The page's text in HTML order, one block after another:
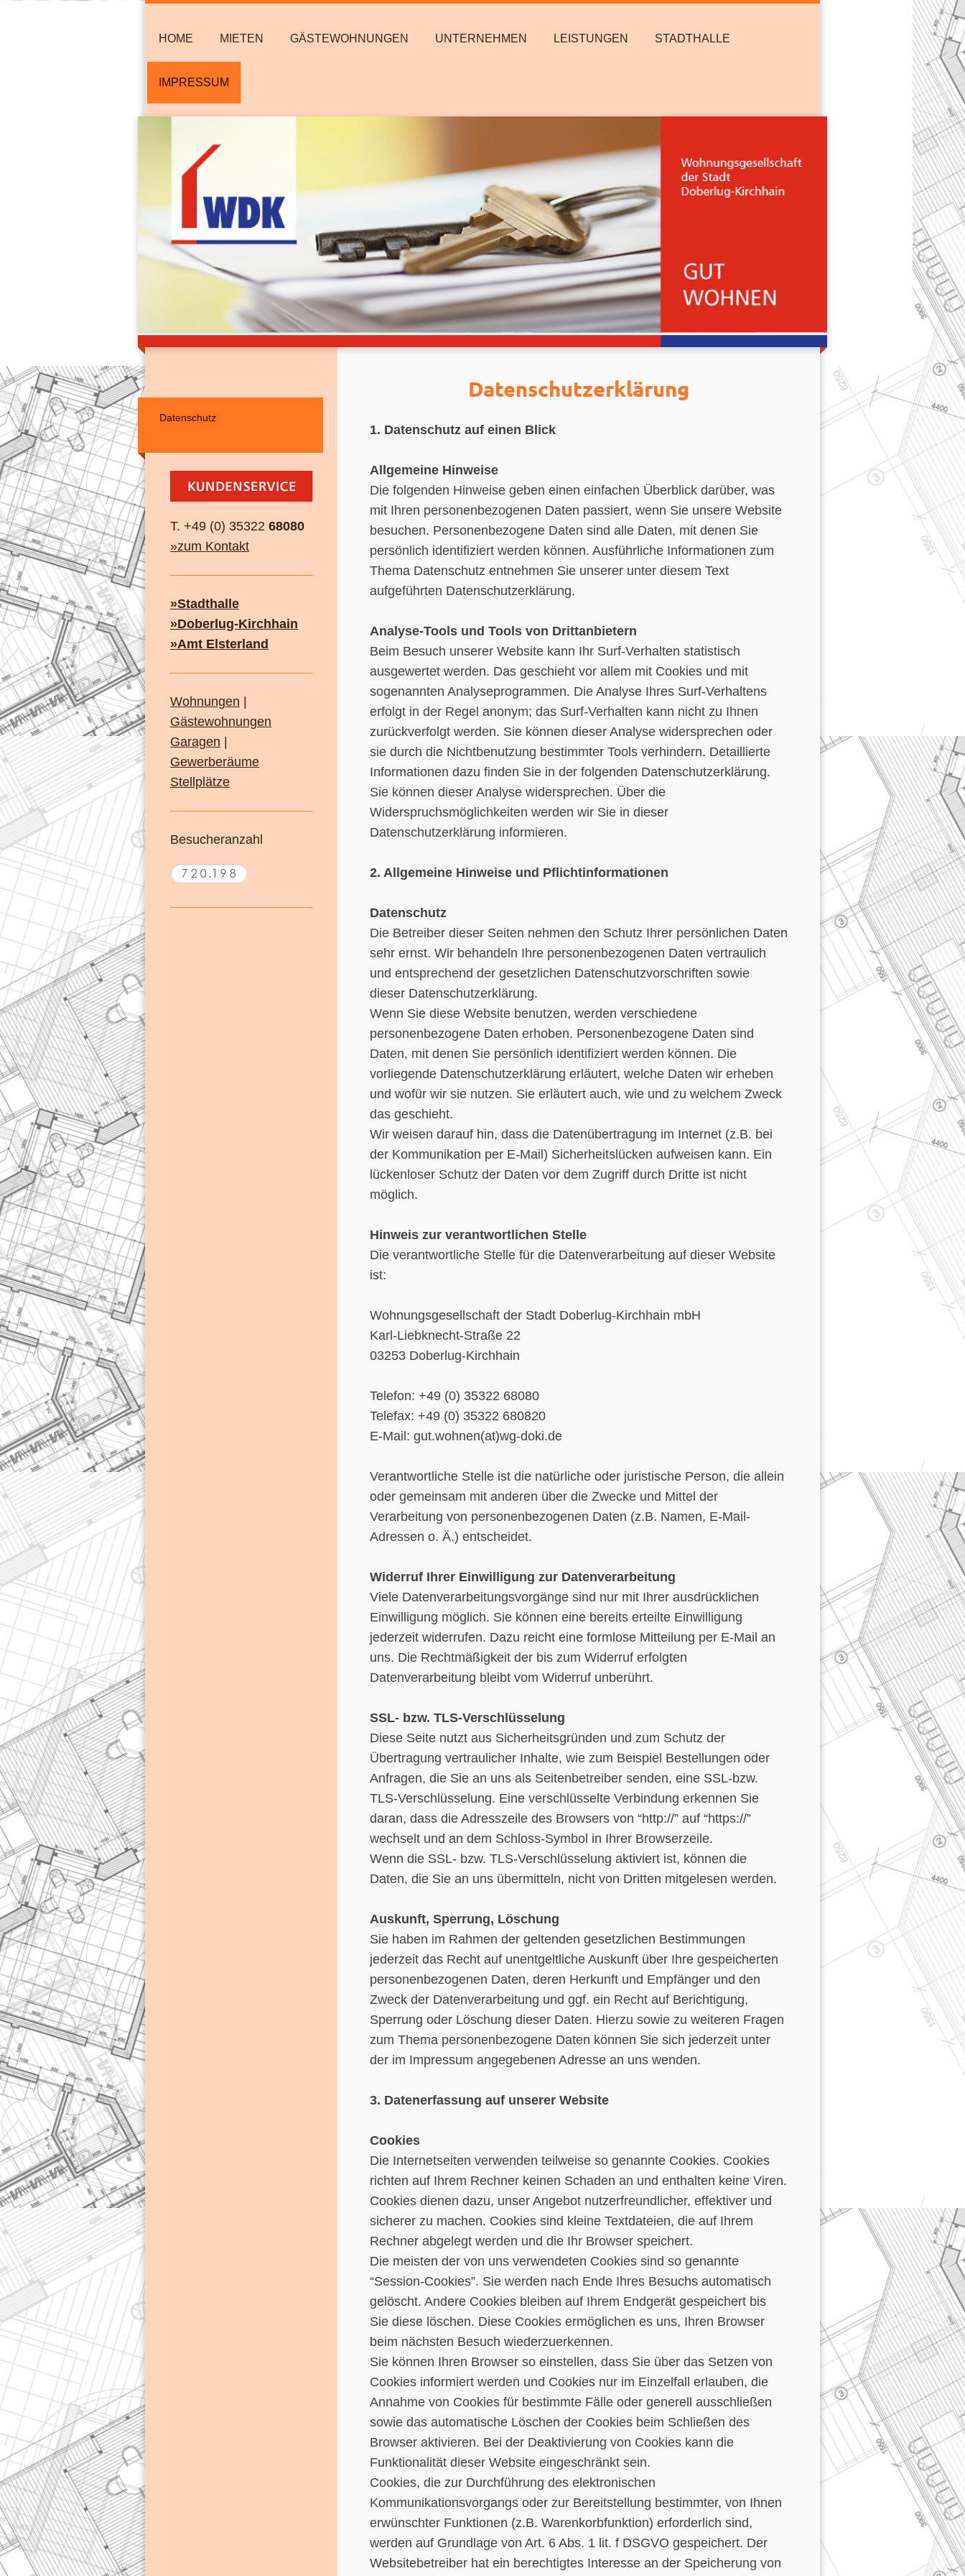
HOME MIETEN GÄSTEWOHNUNGEN UNTERNEHMEN LEISTUNGEN STADTHALLE
IMPRESSUM
Datenschutzerklärung
1. Datenschutz auf einen Blick
Allgemeine Hinweise
Die folgenden Hinweise geben einen einfachen Überblick darüber, was
mit Ihren personenbezogenen Daten passiert, wenn Sie unsere Website
besuchen. Personenbezogene Daten sind alle Daten, mit denen Sie
persönlich identifiziert werden können. Ausführliche Informationen zum
Thema Datenschutz entnehmen Sie unserer unter diesem Text
aufgeführten Datenschutzerklärung.
Analyse-Tools und Tools von Drittanbietern
Beim Besuch unserer Website kann Ihr Surf-Verhalten statistisch
ausgewertet werden. Das geschieht vor allem mit Cookies und mit
sogenannten Analyseprogrammen. Die Analyse Ihres Surf-Verhaltens
erfolgt in der Regel anonym; das Surf-Verhalten kann nicht zu Ihnen
zurückverfolgt werden. Sie können dieser Analyse widersprechen oder
sie durch die Nichtbenutzung bestimmter Tools verhindern. Detaillierte
Informationen dazu finden Sie in der folgenden Datenschutzerklärung.
Sie können dieser Analyse widersprechen. Über die
Widerspruchsmöglichkeiten werden wir Sie in dieser
Datenschutzerklärung informieren.
2. Allgemeine Hinweise und Pflichtinformationen
Datenschutz
Die Betreiber dieser Seiten nehmen den Schutz Ihrer persönlichen Daten
sehr ernst. Wir behandeln Ihre personenbezogenen Daten vertraulich
und entsprechend der gesetzlichen Datenschutzvorschriften sowie
dieser Datenschutzerklärung.
Wenn Sie diese Website benutzen, werden verschiedene
personenbezogene Daten erhoben. Personenbezogene Daten sind
Daten, mit denen Sie persönlich identifiziert werden können. Die
vorliegende Datenschutzerklärung erläutert, welche Daten wir erheben
und wofür wir sie nutzen. Sie erläutert auch, wie und zu welchem Zweck
das geschieht.
Wir weisen darauf hin, dass die Datenübertragung im Internet (z.B. bei
der Kommunikation per E-Mail) Sicherheitslücken aufweisen kann. Ein
lückenloser Schutz der Daten vor dem Zugriff durch Dritte ist nicht
möglich.
Hinweis zur verantwortlichen Stelle
Die verantwortliche Stelle für die Datenverarbeitung auf dieser Website
ist:
Wohnungsgesellschaft der Stadt Doberlug-Kirchhain mbH
Karl-Liebknecht-Straße 22
03253 Doberlug-Kirchhain
Telefon: +49 (0) 35322 68080
Telefax: +49 (0) 35322 680820
E-Mail: gut.wohnen(at)wg-doki.de
Verantwortliche Stelle ist die natürliche oder juristische Person, die allein
oder gemeinsam mit anderen über die Zwecke und Mittel der
Verarbeitung von personenbezogenen Daten (z.B. Namen, E-Mail-
Adressen o. Ä.) entscheidet.
Widerruf Ihrer Einwilligung zur Datenverarbeitung
Viele Datenverarbeitungsvorgänge sind nur mit Ihrer ausdrücklichen
Einwilligung möglich. Sie können eine bereits erteilte Einwilligung
jederzeit widerrufen. Dazu reicht eine formlose Mitteilung per E-Mail an
uns. Die Rechtmäßigkeit der bis zum Widerruf erfolgten
Datenverarbeitung bleibt vom Widerruf unberührt.
SSL- bzw. TLS-Verschlüsselung
Diese Seite nutzt aus Sicherheitsgründen und zum Schutz der
Übertragung vertraulicher Inhalte, wie zum Beispiel Bestellungen oder
Anfragen, die Sie an uns als Seitenbetreiber senden, eine SSL-bzw.
TLS-Verschlüsselung. Eine verschlüsselte Verbindung erkennen Sie
daran, dass die Adresszeile des Browsers von “http://” auf “https://”
wechselt und an dem Schloss-Symbol in Ihrer Browserzeile.
Wenn die SSL- bzw. TLS-Verschlüsselung aktiviert ist, können die
Daten, die Sie an uns übermitteln, nicht von Dritten mitgelesen werden.
Auskunft, Sperrung, Löschung
Sie haben im Rahmen der geltenden gesetzlichen Bestimmungen
jederzeit das Recht auf unentgeltliche Auskunft über Ihre gespeicherten
personenbezogenen Daten, deren Herkunft und Empfänger und den
Zweck der Datenverarbeitung und ggf. ein Recht auf Berichtigung,
Sperrung oder Löschung dieser Daten. Hierzu sowie zu weiteren Fragen
zum Thema personenbezogene Daten können Sie sich jederzeit unter
der im Impressum angegebenen Adresse an uns wenden.
3. Datenerfassung auf unserer Website
Cookies
Die Internetseiten verwenden teilweise so genannte Cookies. Cookies
richten auf Ihrem Rechner keinen Schaden an und enthalten keine Viren.
Cookies dienen dazu, unser Angebot nutzerfreundlicher, effektiver und
sicherer zu machen. Cookies sind kleine Textdateien, die auf Ihrem
Rechner abgelegt werden und die Ihr Browser speichert.
Die meisten der von uns verwendeten Cookies sind so genannte
“Session-Cookies”. Sie werden nach Ende Ihres Besuchs automatisch
gelöscht. Andere Cookies bleiben auf Ihrem Endgerät gespeichert bis
Sie diese löschen. Diese Cookies ermöglichen es uns, Ihren Browser
beim nächsten Besuch wiederzuerkennen.
Sie können Ihren Browser so einstellen, dass Sie über das Setzen von
Cookies informiert werden und Cookies nur im Einzelfall erlauben, die
Annahme von Cookies für bestimmte Fälle oder generell ausschließen
sowie das automatische Löschen der Cookies beim Schließen des
Browser aktivieren. Bei der Deaktivierung von Cookies kann die
Funktionalität dieser Website eingeschränkt sein.
Cookies, die zur Durchführung des elektronischen
Kommunikationsvorgangs oder zur Bereitstellung bestimmter, von Ihnen
erwünschter Funktionen (z.B. Warenkorbfunktion) erforderlich sind,
werden auf Grundlage von Art. 6 Abs. 1 lit. f DSGVO gespeichert. Der
Websitebetreiber hat ein berechtigtes Interesse an der Speicherung von
Datenschutz
T. +49 (0) 35322 68080
»zum Kontakt
»Stadthalle
»Doberlug-Kirchhain
»Amt Elsterland
Wohnungen |
Gästewohnungen
Garagen |
Gewerberäume
Stellplätze
Besucheranzahl